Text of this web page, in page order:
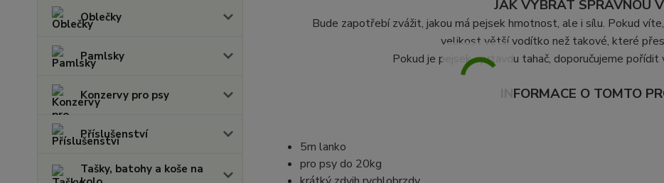
Oblečky
Pamlsky
Konzervy pro psy
Příslušenství
Tašky, batohy a koše na
JAK VYBRAT SPRÁVNOU
Bude zapotřebí zvážit, jakou má pejsek hmotnost, ale i sílu. Pokud
velikost větší vodítko než takové, které
Pokud je pejsek oprtavdu tahač, doporučujeme
INFORMACE O TOMTO
5m lanko
pro psy do 20kg